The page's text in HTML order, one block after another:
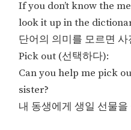
If you don’t know the
look it up in the
단어의 의미를 모르면
Pick out (선택하다):
Can you help me pick
sister?
내 동생에게 생일 선물